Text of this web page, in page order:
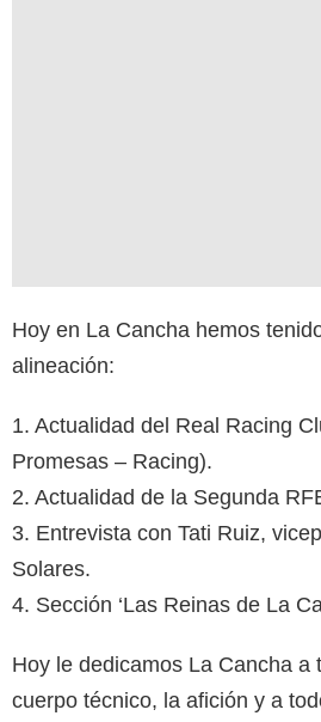
Hoy en La Cancha hemos
alineación:
1. Actualidad del Real Racing
Promesas – Racing).
2. Actualidad de la Segunda
3. Entrevista con Tati Ruiz,
Solares.
4. Sección ‘Las Reinas de La
Hoy le dedicamos La Cancha a
cuerpo técnico, la afición y a